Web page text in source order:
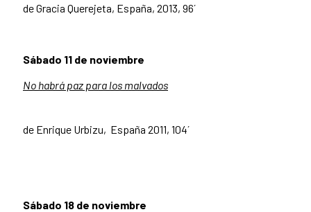
de Gracia Querejeta, España, 2013, 96´
Sábado 11 de noviembre
No habrá paz para los malvados
de Enrique Urbizu, España 2011, 104´
Sábado 18 de noviembre